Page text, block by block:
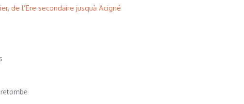
de l’Ere secondaire jusquà Acigné